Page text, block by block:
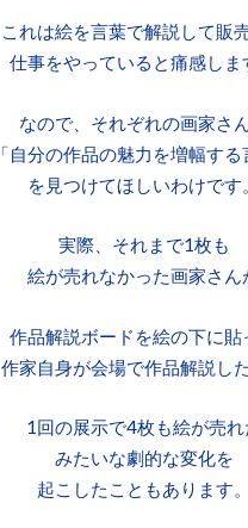
これは絵を言葉で解説して販
仕事をやっていると痛感しま
なので、それぞれの画家さ
「自分の作品の魅力を増幅する
を見つけてほしいわけです
実際、それまで1枚も
絵が売れなかった画家さん
作品解説ボードを絵の下に貼
作家自身が会場で作品解説し
1回の展示で4枚も絵が売れ
みたいな劇的な変化を
起こしたこともあります。